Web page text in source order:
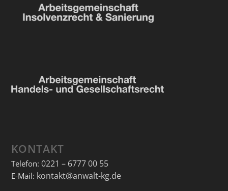
KONTAKT
Telefon: 0221 – 6777 00 55
E-Mail: kontakt@anwalt-kg.de